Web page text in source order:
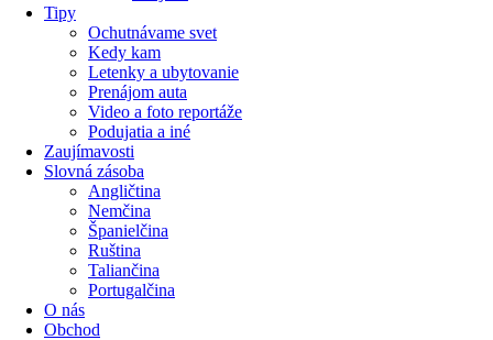
Tipy
Ochutnávame svet
Kedy kam
Letenky a ubytovanie
Prenájom auta
Video a foto reportáže
Podujatia a iné
Zaujímavosti
Slovná zásoba
Angličtina
Nemčina
Španielčina
Ruština
Taliančina
Portugalčina
O nás
Obchod